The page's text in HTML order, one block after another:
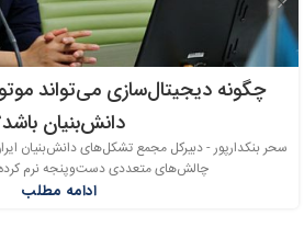
چگونه دیجیتال‌سازی می‌تواند
دانش‌بنیان
سحر بنکدارپور - دبیرکل مجمع تشکل‌های دانش‌بنیان
چالش‌های متعددی دست‌وپنجه نرم
ادامه مطلب